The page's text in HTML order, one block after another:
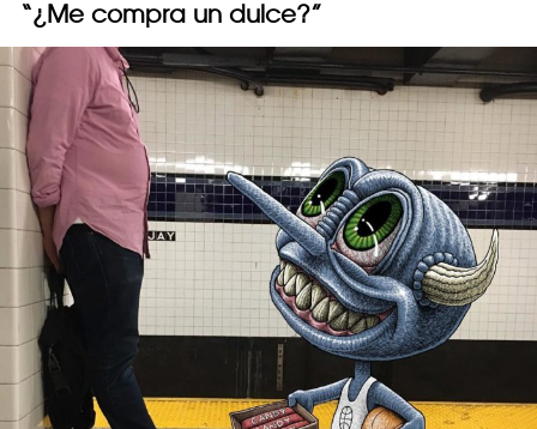
“¿Me compra un dulce?”